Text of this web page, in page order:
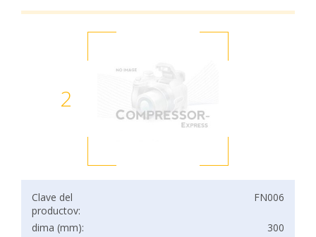
2
Clave del
productov:
FN006
dima (mm):
300